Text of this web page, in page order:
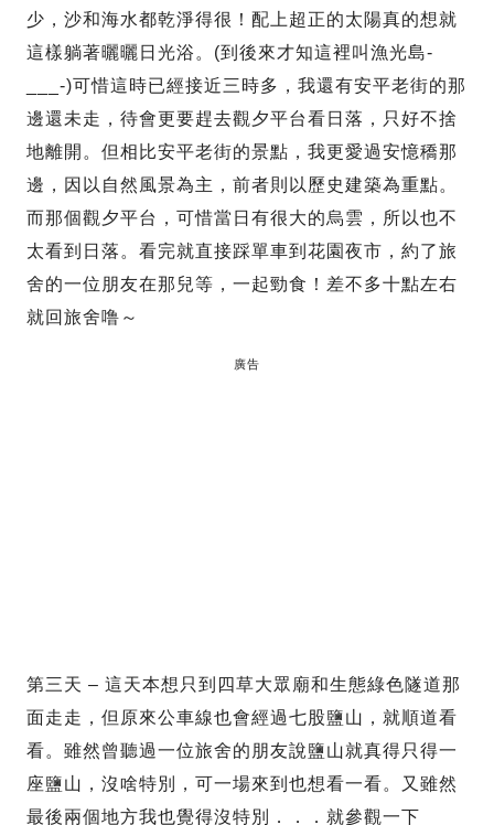
少，沙和海水都乾淨得很！配上超正的太陽真的想就
這樣躺著曬曬日光浴。(到後來才知這裡叫漁光島-
___-)可惜這時已經接近三時多，我還有安平老街的那
邊還未走，待會更要趕去觀夕平台看日落，只好不捨
地離開。但相比安平老街的景點，我更愛過安憶穚那
邊，因以自然風景為主，前者則以歷史建築為重點。
而那個觀夕平台，可惜當日有很大的烏雲，所以也不
太看到日落。看完就直接踩單車到花園夜市，約了旅
舍的一位朋友在那兒等，一起勁食！差不多十點左右
就回旅舍噜～
廣告
第三天 – 這天本想只到四草大眾廟和生態綠色隧道那
面走走，但原來公車線也會經過七股鹽山，就順道看
看。雖然曾聽過一位旅舍的朋友說鹽山就真得只得一
座鹽山，沒啥特別，可一場來到也想看一看。又雖然
最後兩個地方我也覺得沒特別．．．就參觀一下